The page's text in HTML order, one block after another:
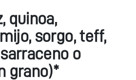
quinoa,
sorgo, teff,
o
grano)*